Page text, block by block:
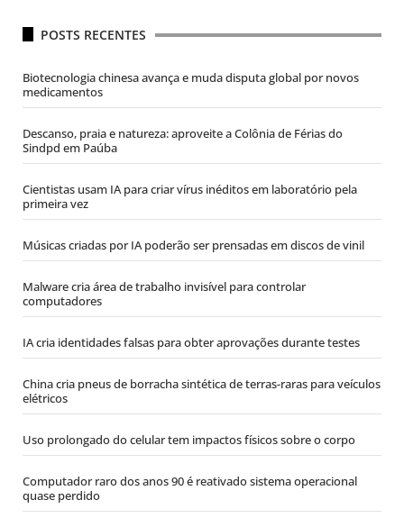
POSTS RECENTES
Biotecnologia chinesa avança e muda disputa global por novos
medicamentos
Descanso, praia e natureza: aproveite a Colônia de Férias do
Sindpd em Paúba
Cientistas usam IA para criar vírus inéditos em laboratório pela
primeira vez
Músicas criadas por IA poderão ser prensadas em discos de vinil
Malware cria área de trabalho invisível para controlar
computadores
IA cria identidades falsas para obter aprovações durante testes
China cria pneus de borracha sintética de terras-raras para veículos
elétricos
Uso prolongado do celular tem impactos físicos sobre o corpo
Computador raro dos anos 90 é reativado sistema operacional
quase perdido